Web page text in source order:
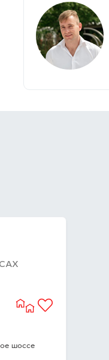
шоссе